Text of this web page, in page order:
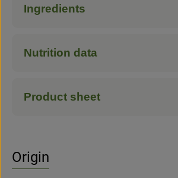
Ingredients
Nutrition data
Product sheet
Origin